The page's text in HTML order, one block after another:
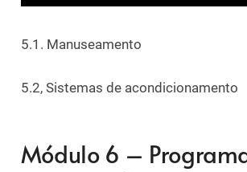
5.1. Manuseamento
5.2, Sistemas de acondicionamento
Módulo 6 –